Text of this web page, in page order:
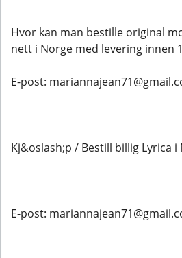
Hvor kan man bestille original
nett i Norge med levering innen
E-post:
Kj&oslash;p / Bestill billig Lyrica
E-post: